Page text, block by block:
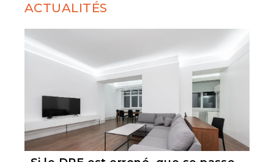
ACTUALITÉS